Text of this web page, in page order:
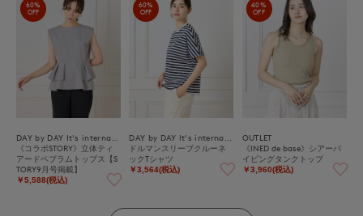
60%
OFF
《コラボSTORY》立体ティ
アードペプラムトップス【S
TORY9月号掲載】
￥5,588(税込)
60%
OFF
ドルマンスリーブクルーネ
ックTシャツ
￥3,564(税込)
40%
OFF
OUTLET
《INED de base》シアーパ
イピングタンクトップ
￥3,960(税込)